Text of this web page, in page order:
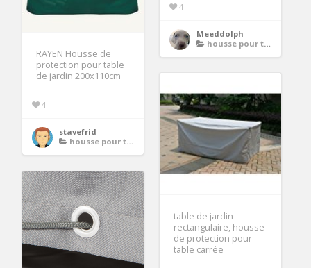
4
Meeddolph
housse pour table de jardin rectangulaire
RAYEN Housse de
protection pour table
de jardin 200x110cm
4
stavefrid
housse pour table de jardin rectangulaire
table de jardin
rectangulaire, housse
de protection pour
table carrée